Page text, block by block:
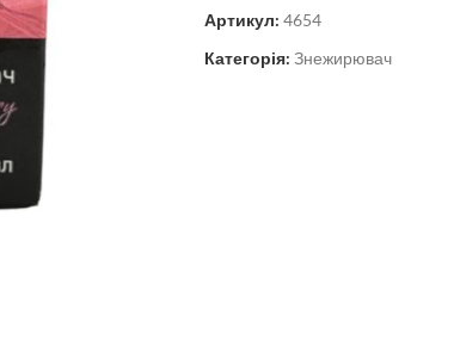
Артикул: 4654
Категорія: Знежирювач